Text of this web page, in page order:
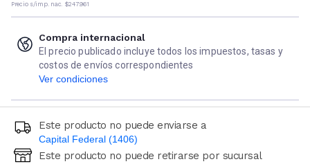
Precio s/imp. nac. $247.961
Compra internacional
El precio publicado incluye todos los impuestos, tasas y
costos de envíos correspondientes
Ver condiciones
Este producto no puede enviarse a
Capital Federal (1406)
Ingresá código postal (sólo números)
Este producto no puede retirarse por sucursal